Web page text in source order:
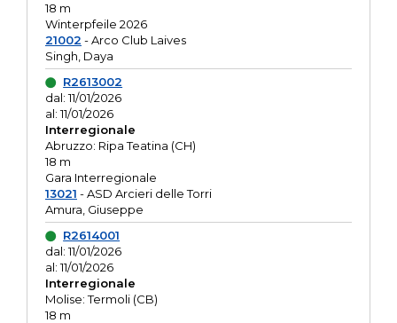
18 m
Winterpfeile 2026
21002 - Arco Club Laives
Singh, Daya
R2613002
dal: 11/01/2026
al: 11/01/2026
Interregionale
Abruzzo: Ripa Teatina (CH)
18 m
Gara Interregionale
13021 - ASD Arcieri delle Torri
Amura, Giuseppe
R2614001
dal: 11/01/2026
al: 11/01/2026
Interregionale
Molise: Termoli (CB)
18 m